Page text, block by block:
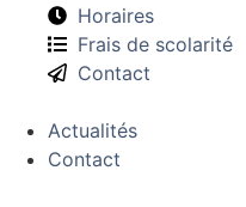
Horaires
Frais de scolarité
Contact
Actualités
Contact